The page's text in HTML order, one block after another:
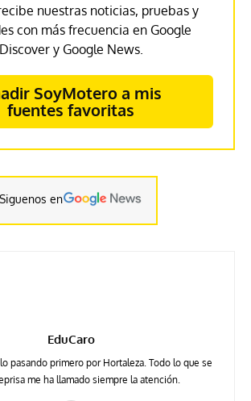
nuestras noticias, pruebas y
con más frecuencia en Google
Discover y Google News.
SoyMotero a mis
fuentes favoritas
Siguenos en
EduCaro
pasando primero por Hortaleza. Todo lo que se
me ha llamado siempre la atención.